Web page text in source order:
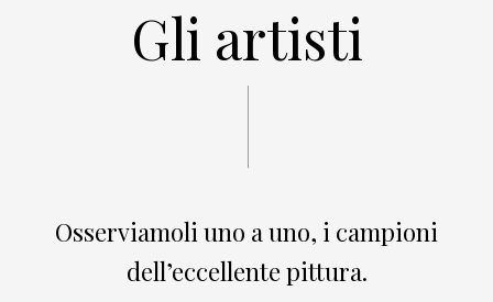
Gli artisti
Osserviamoli uno a uno, i campioni
dell’eccellente pittura.